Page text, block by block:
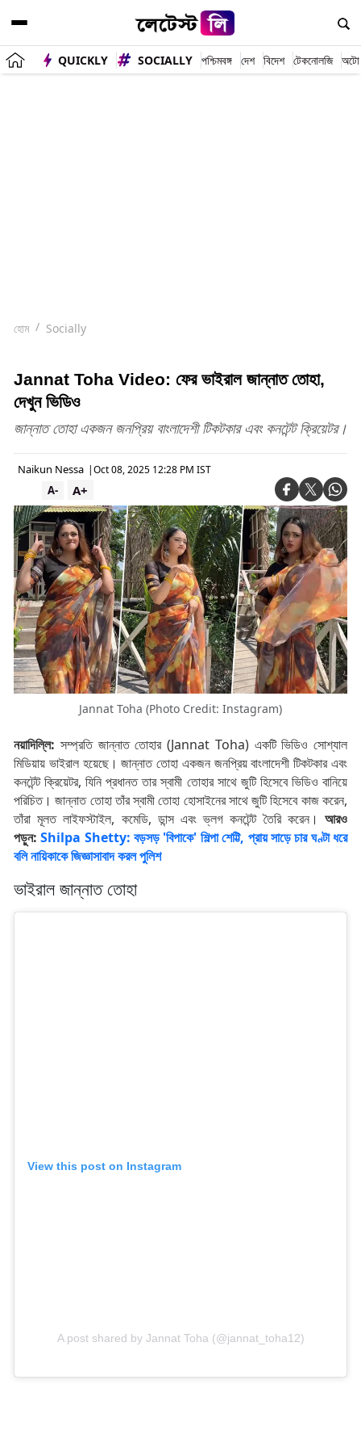
QUICKLY SOCIALLY পশ্চিমবঙ্গ দেশ বিদেশ টেকনোলজি অটো
হোম Socially
Jannat Toha Video: ফের ভাইরাল জান্নাত তোহা,
দেখুন ভিডিও
জান্নাত তোহা একজন জনপ্রিয় বাংলাদেশী টিকটকার এবং কনটেন্ট ক্রিয়েটর।
Naikun Nessa |Oct 08, 2025 12:28 PM IST
A+
A-
Jannat Toha (Photo Credit: Instagram)
নয়াদিল্লি: সম্প্রতি জান্নাত তোহার (Jannat Toha) একটি ভিডিও সোশ্যাল
মিডিয়ায় ভাইরাল হয়েছে। জান্নাত তোহা একজন জনপ্রিয় বাংলাদেশী টিকটকার এবং
কনটেন্ট ক্রিয়েটর, যিনি প্রধানত তার স্বামী তোহার সাথে জুটি হিসেবে ভিডিও বানিয়ে
পরিচিত। জান্নাত তোহা তাঁর স্বামী তোহা হোসাইনের সাথে জুটি হিসেবে কাজ করেন,
তাঁরা মূলত লাইফস্টাইল, কমেডি, ডান্স এবং ভ্লগ কনটেন্ট তৈরি করেন। আরও
পড়ুন:Shilpa Shetty: বড়সড় 'বিপাকে' শিল্পা শেট্টি, প্রায় সাড়ে চার ঘণ্টা ধরে
বলি নায়িকাকে জিজ্ঞাসাবাদ করল পুলিশ
ভাইরাল জান্নাত তোহা
View this post on Instagram
A post shared by Jannat Toha (@jannat_toha12)